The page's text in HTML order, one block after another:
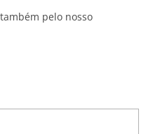
pelo nosso